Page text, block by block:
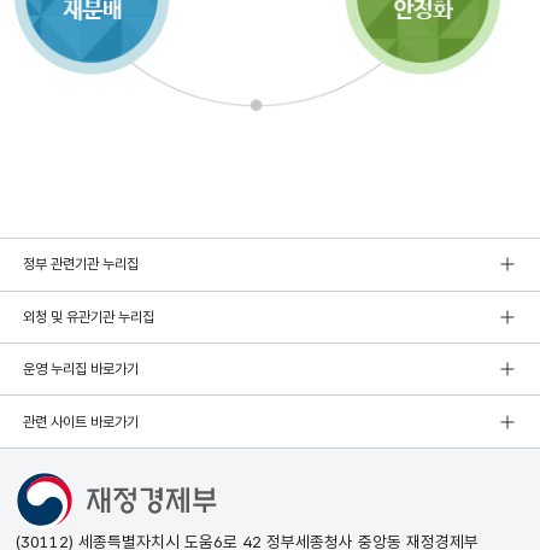
정부 관련기관 누리집
외청 및 유관기관 누리집
운영 누리집 바로가기
관련 사이트 바로가기
(30112) 세종특별자치시 도움6로 42 정부세종청사 중앙동 재정경제부